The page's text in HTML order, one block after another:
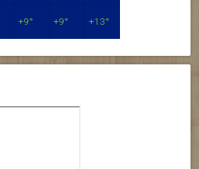
+9° +9° +13°